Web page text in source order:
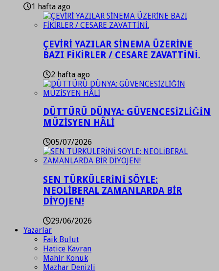
1 hafta ago
ÇEVİRİ YAZILAR SİNEMA ÜZERİNE
BAZI FİKİRLER / CESARE ZAVATTİNİ.
2 hafta ago
DÜTTÜRÜ DÜNYA: GÜVENCESİZLİĞİN
MÜZİSYEN HÂLİ
05/07/2026
SEN TÜRKÜLERİNİ SÖYLE:
NEOLİBERAL ZAMANLARDA BİR
DİYOJEN!
29/06/2026
Yazarlar
Faik Bulut
Hatice Kavran
Mahir Konuk
Mazhar Denizli